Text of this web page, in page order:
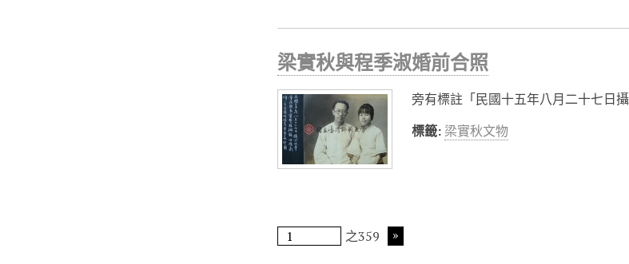
梁實秋與程季淑婚前合照
旁有標註「民國十五年八月二十七日
標籤: 梁實秋文物
之359